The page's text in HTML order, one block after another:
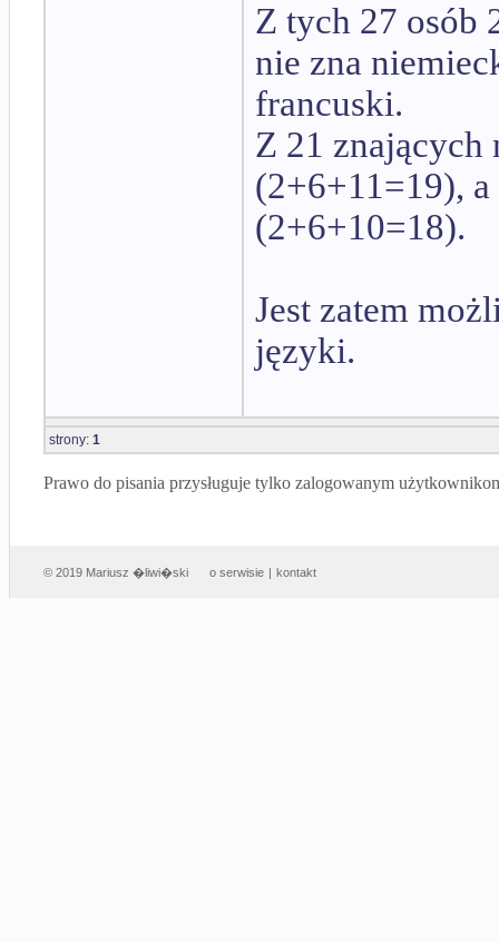
Z tych 27 osób
nie zna
francuski.
Z 21 znających
(2+6+11=19), a
(2+6+10=18).
Jest zatem
języki.
strony: 1
Prawo do pisania przysługuje tylko zalogowanym
© 2019 Mariusz �liwi�ski o serwisie | kontakt